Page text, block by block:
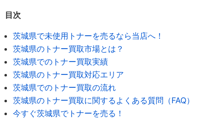
目次
茨城県で未使用トナーを売るなら当店へ！
茨城県のトナー買取市場とは？
茨城県でのトナー買取実績
茨城県のトナー買取対応エリア
茨城県でのトナー買取の流れ
茨城県のトナー買取に関するよくある質問（FAQ）
今すぐ茨城県でトナーを売る！